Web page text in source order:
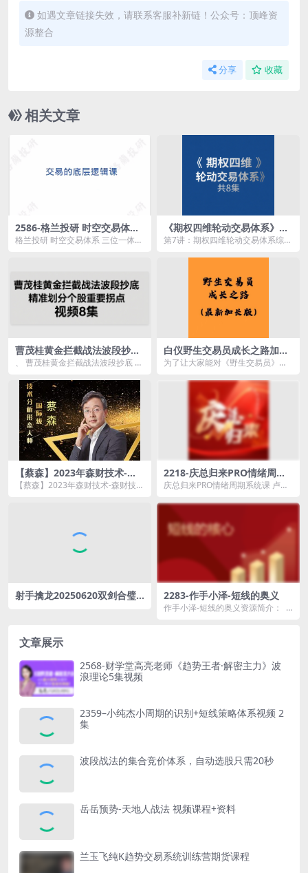
如遇文章链接失效，请联系客服补新链！公众号：顶峰资
源整合
分享 收藏
相关文章
2586-格兰投研 时空交易体系
三位一体高级课程
格兰投研 时空交易体系 三位一体高
《期权四维轮动交易体系》共
8集
第7讲：期权四维轮动交易体系综合
统(0)....
曹茂桂黄金拦截战法波段抄底
精准划分个股重要拐点 视频8
、 曹茂桂黄金拦截战法波段抄底 精
简介： &nb...
白仪野生交易员成长之路加长
版资料PDF 2100多页图文干
为了让大家能对《野生交易员》内
更多的知识，本人在知...
【蔡森】2023年森财技术-森
财技术基础+进阶+宏观+经典
【蔡森】2023年森财技术-森财技术
2218-庆总归来PRO情绪周期
系统课 卢朝庆陪伴社
庆总归来PRO情绪周期系统课 卢朝
录：...
射手擒龙20250620双剑合璧
2283-作手小泽-短线的奥义
作手小泽-短线的奥义资源简介：
文章展示
2568-财学堂高亮老师《趋势王者·解密主力》波
浪理论5集视频
2359–小纯杰小周期的识别+短线策略体系视频 2
集
波段战法的集合竞价体系，自动选股只需20秒
岳岳预势-天地人战法 视频课程+资料
兰玉飞纯K趋势交易系统训练营期货课程